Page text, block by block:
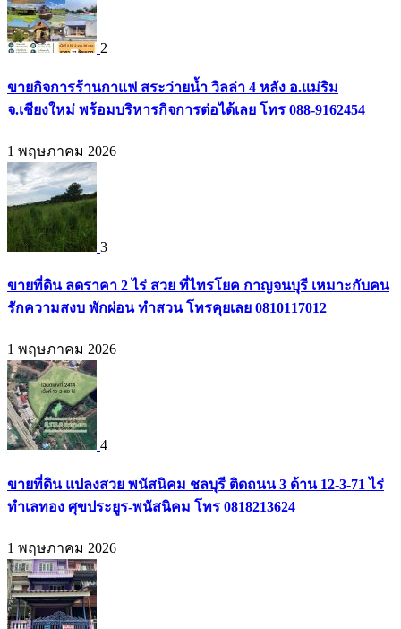
2
ขายกิจการร้านกาแฟ สระว่ายน้ำ วิลล่า 4 หลัง อ.แม่ริม
จ.เชียงใหม่ พร้อมบริหารกิจการต่อได้เลย โทร 088-9162454
1 พฤษภาคม 2026
3
ขายที่ดิน ลดราคา 2 ไร่ สวย ที่ไทรโยค กาญจนบุรี เหมาะกับคน
รักความสงบ พักผ่อน ทำสวน โทรคุยเลย 0810117012
1 พฤษภาคม 2026
4
ขายที่ดิน แปลงสวย พนัสนิคม ชลบุรี ติดถนน 3 ด้าน 12-3-71 ไร่
ทำเลทอง ศุขประยูร-พนัสนิคม โทร 0818213624
1 พฤษภาคม 2026